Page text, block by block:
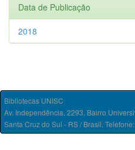
Data de Publicação
2018
Bibliotecas UNISC
Av. Independência, 2293, Bairro
Santa Cruz do Sul - RS / Brasil.